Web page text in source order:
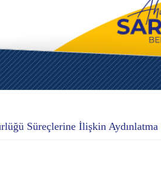
Süreçlerine İlişkin